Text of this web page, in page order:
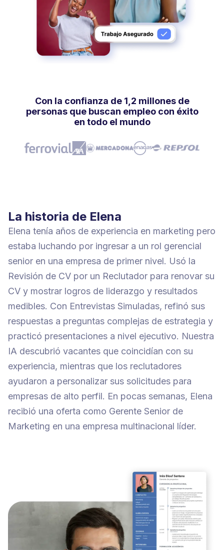
Con la confianza de 1,2 millones de
personas que buscan empleo con éxito
en todo el mundo
La historia de Elena
Elena tenía años de experiencia en marketing pero
estaba luchando por ingresar a un rol gerencial
senior en una empresa de primer nivel. Usó la
Revisión de CV por un Reclutador para renovar su
CV y mostrar logros de liderazgo y resultados
medibles. Con Entrevistas Simuladas, refinó sus
respuestas a preguntas complejas de estrategia y
practicó presentaciones a nivel ejecutivo. Nuestra
IA descubrió vacantes que coincidían con su
experiencia, mientras que los reclutadores
ayudaron a personalizar sus solicitudes para
empresas de alto perfil. En pocas semanas, Elena
recibió una oferta como Gerente Senior de
Marketing en una empresa multinacional líder.